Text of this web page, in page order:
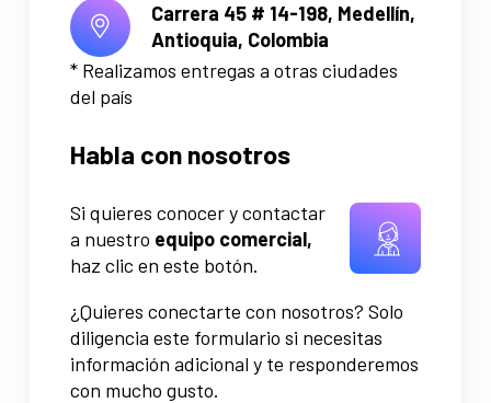
Carrera 45 # 14-198, Medellín,
Antioquia, Colombia
* Realizamos entregas a otras ciudades
del país
Habla con nosotros
Si quieres conocer y contactar
a nuestro equipo comercial,
haz clic en este botón.
¿Quieres conectarte con nosotros? Solo
diligencia este formulario si necesitas
información adicional y te responderemos
con mucho gusto.